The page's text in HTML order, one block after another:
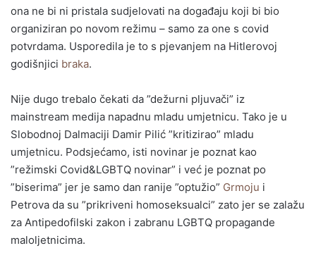
ona ne bi ni pristala sudjelovati na događaju koji bi bio
organiziran po novom režimu – samo za one s covid
potvrdama. Usporedila je to s pjevanjem na Hitlerovoj
godišnjici braka.
Nije dugo trebalo čekati da ”dežurni pljuvači” iz
mainstream medija napadnu mladu umjetnicu. Tako je u
Slobodnoj Dalmaciji Damir Pilić ”kritizirao” mladu
umjetnicu. Podsjećamo, isti novinar je poznat kao
”režimski Covid&LGBTQ novinar” i već je poznat po
”biserima” jer je samo dan ranije ”optužio” Grmoju i
Petrova da su ”prikriveni homoseksualci” zato jer se zalažu
za Antipedofilski zakon i zabranu LGBTQ propagande
maloljetnicima.